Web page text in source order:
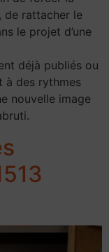
de rattacher le
le projet d’une
déjà publiés ou
à des rythmes
nouvelle image